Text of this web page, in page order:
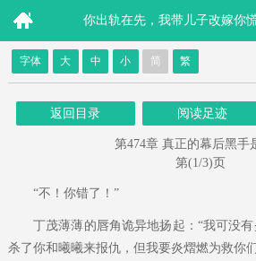
你出轨在先，我带儿子改嫁你
字体 大 中 小 简 繁
返回目录 阅读足迹
第474章 真正的幕后黑手
第(1/3)页
“不！你错了！”
丁茂薄薄的唇角诡异地扬起：“我可没
杀了你和曦曦来报仇，但我要炎熠燃为救你